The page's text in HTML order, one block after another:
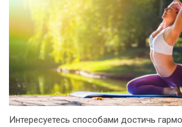
Интересуетесь способами достичь